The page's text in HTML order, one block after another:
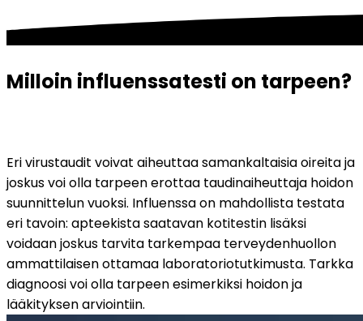
Milloin influenssatesti on tarpeen?
Eri virustaudit voivat aiheuttaa samankaltaisia oireita ja
joskus voi olla tarpeen erottaa taudinaiheuttaja hoidon
suunnittelun vuoksi. Influenssa on mahdollista testata
eri tavoin: apteekista saatavan kotitestin lisäksi
voidaan joskus tarvita tarkempaa terveydenhuollon
ammattilaisen ottamaa laboratoriotutkimusta. Tarkka
diagnoosi voi olla tarpeen esimerkiksi hoidon ja
lääkityksen arviointiin.